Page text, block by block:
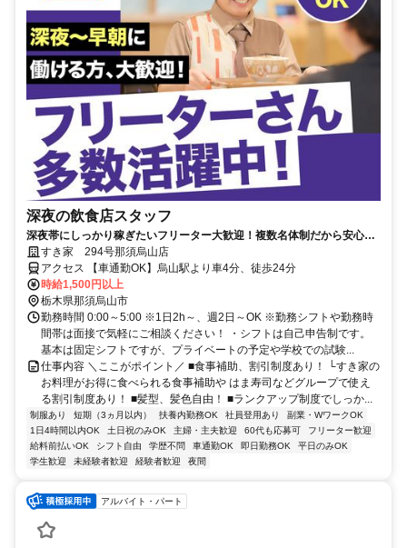
深夜の飲食店スタッフ
深夜帯にしっかり稼ぎたいフリーター大歓迎！複数名体制だから安心し
て働ける◎
すき家 294号那須烏山店
アクセス 【車通勤OK】烏山駅より車4分、徒歩24分
時給1,500円以上
栃木県那須烏山市
勤務時間 0:00～5:00 ※1日2h～、週2日～OK ※勤務シフトや勤務時
間帯は面接で気軽にご相談ください！ ・シフトは自己申告制です。
基本は固定シフトですが、プライベートの予定や学校での試験...
仕事内容 ＼ここがポイント／ ■食事補助、割引制度あり！ └すき家の
お料理がお得に食べられる食事補助や はま寿司などグループで使え
る割引制度あり！ ■髪型、髪色自由！ ■ランクアップ制度でしっか...
制服あり 短期（3ヵ月以内） 扶養内勤務OK 社員登用あり
副業・WワークOK
1日4時間以内OK
土日祝のみOK 主婦・主夫歓迎 60代も応募可
フリーター歓迎
給料前払いOK
シフト自由 学歴不問 車通勤OK 即日勤務OK
平日のみOK
学生歓迎
未経験者歓迎 経験者歓迎 夜間
アルバイト・パート